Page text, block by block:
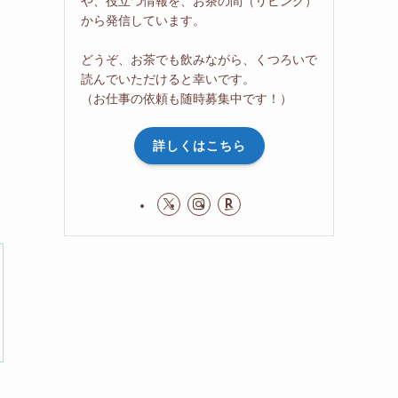
から発信しています。
どうぞ、お茶でも飲みながら、くつろいで
読んでいただけると幸いです。
（お仕事の依頼も随時募集中です！）
詳しくはこちら